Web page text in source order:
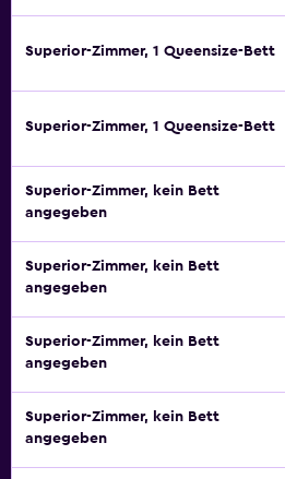
Superior-Zimmer, 1 Queensize-Bett
Superior-Zimmer, 1 Queensize-Bett
Superior-Zimmer, kein Bett
angegeben
Superior-Zimmer, kein Bett
angegeben
Superior-Zimmer, kein Bett
angegeben
Superior-Zimmer, kein Bett
angegeben